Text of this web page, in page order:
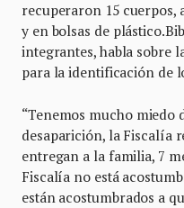
recuperaron 15 cuerpos,
y en bolsas de
integrantes, habla sobre
para la identificación de
“Tenemos mucho miedo
desaparición, la Fiscalía
entregan a la familia, 7
Fiscalía no está
están acostumbrados a